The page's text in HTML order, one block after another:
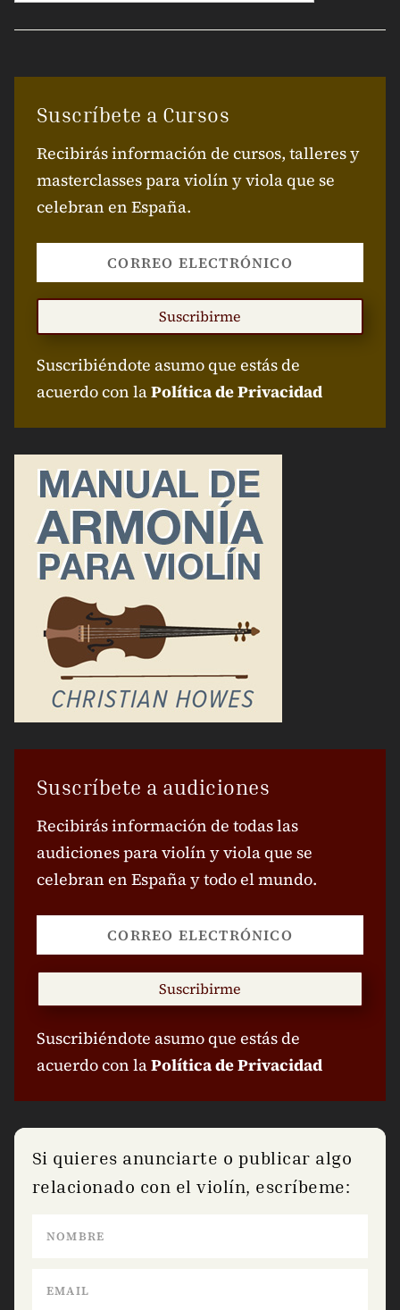
Suscríbete a Cursos
Recibirás información de cursos, talleres y
masterclasses para violín y viola que se
celebran en España.
Suscribirme
Suscribiéndote asumo que estás de
acuerdo con laPolítica de Privacidad
Suscríbete a audiciones
Recibirás información de todas las
audiciones para violín y viola que se
celebran en España y todo el mundo.
Suscribirme
Suscribiéndote asumo que estás de
acuerdo con laPolítica de Privacidad
Si quieres anunciarte o publicar algo
relacionado con el violín, escríbeme: